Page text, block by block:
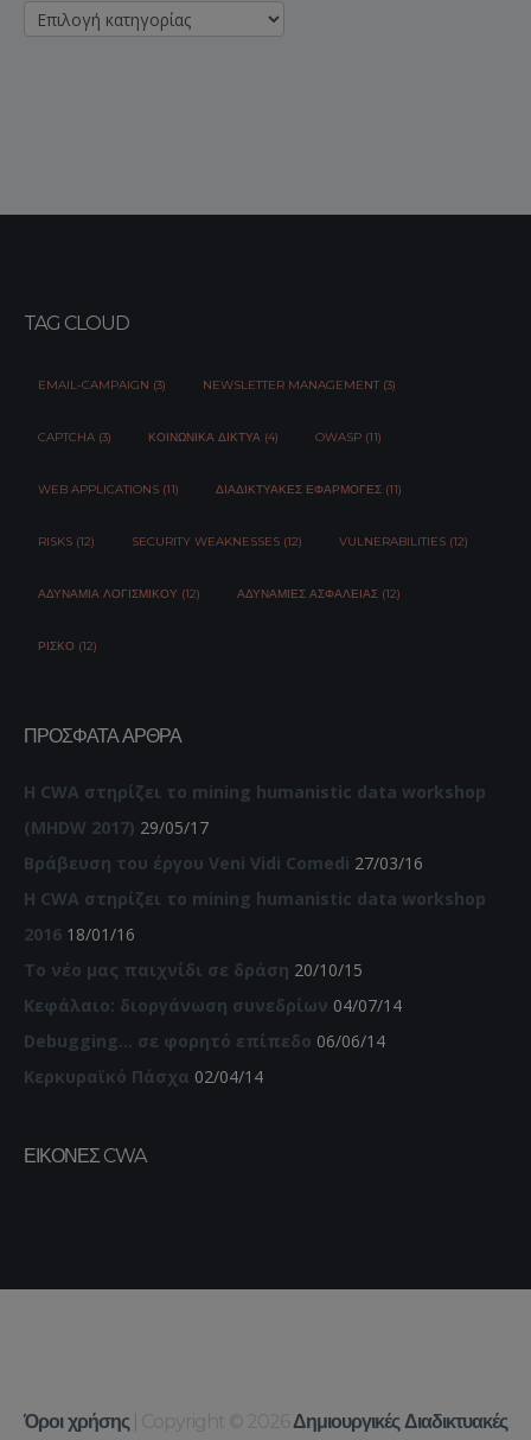
TAG CLOUD
EMAIL-CAMPAIGN (3) NEWSLETTER MANAGEMENT (3)
CAPTCHA (3) ΚΟΙΝΩΝΙΚΆ ΔΊΚΤΥΑ (4) OWASP (11)
WEB APPLICATIONS (11) ΔΙΑΔΙΚΤΥΑΚΈΣ ΕΦΑΡΜΟΓΈΣ (11)
RISKS (12) SECURITY WEAKNESSES (12) VULNERABILITIES (12)
ΑΔΥΝΑΜΊΑ ΛΟΓΙΣΜΙΚΟΎ (12) ΑΔΥΝΑΜΊΕΣ ΑΣΦΆΛΕΙΑΣ (12)
ΡΊΣΚΟ (12)
ΠΡΌΣΦΑΤΑ ΆΡΘΡΑ
Η CWA στηρίζει το mining humanistic data workshop
(MHDW 2017) 29/05/17
Βράβευση του έργου Veni Vidi Comedi 27/03/16
Η CWA στηρίζει το mining humanistic data workshop
2016 18/01/16
Το νέο μας παιχνίδι σε δράση 20/10/15
Κεφάλαιο: διοργάνωση συνεδρίων 04/07/14
Debugging… σε φορητό επίπεδο 06/06/14
Κερκυραϊκό Πάσχα 02/04/14
ΕΙΚΌΝΕΣ CWA
Όροι χρήσης| Copyright © 2026 Δημιουργικές Διαδικτυακές